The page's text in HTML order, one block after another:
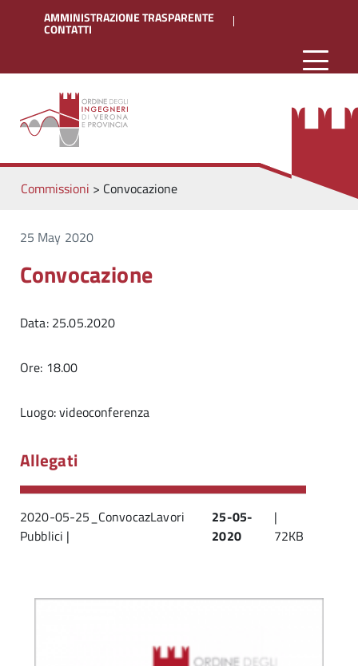
AMMINISTRAZIONE TRASPARENTE
CONTATTI
Commissioni > Convocazione
25 May 2020
Convocazione
Data: 25.05.2020
Ore: 18.00
Luogo: videoconferenza
Allegati
2020-05-25_ConvocazLavori
Pubblici |
25-05-
2020
|
72KB